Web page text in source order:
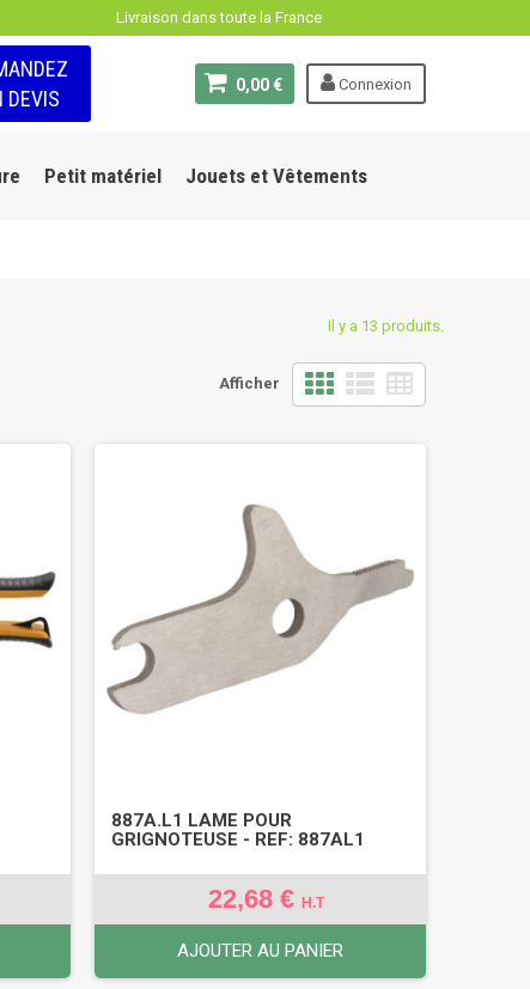
Livraison dans toute la France
Connexion
0,00 €
DEVIS
Petit matériel Jouets et Vêtements
Il y a 13 produits.
Afficher
887A.L1 LAME POUR
GRIGNOTEUSE - REF: 887AL1
22,68 €H.T
AJOUTER AU PANIER